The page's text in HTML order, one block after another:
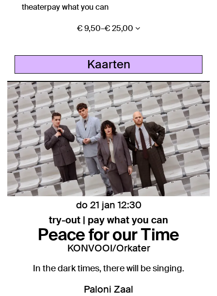
theaterpay what you can
€ 9,50–€ 25,00
Kaarten
Peace for our Time
KONVOOI/Orkater
try-out | pay what you can
do 21 jan 12:30
In the dark times, there will be singing.
Paloni Zaal